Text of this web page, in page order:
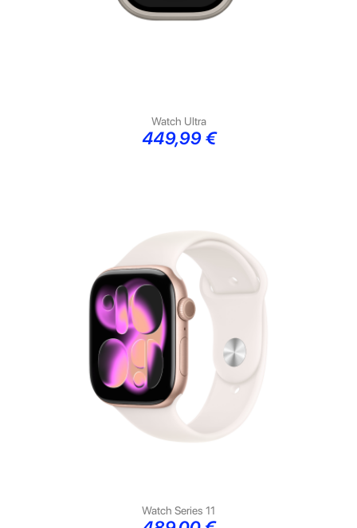
Watch Ultra
Preço
449,99 €
Watch Series 11